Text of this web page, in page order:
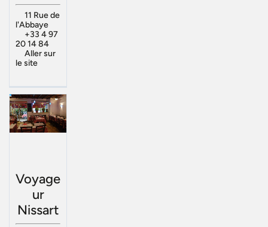
11 Rue de
l'Abbaye
+33 4 97
20 14 84
Aller sur
le site
Voyage
ur
Nissart